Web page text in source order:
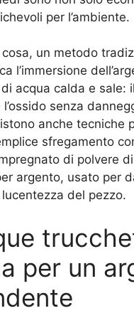
per l’ambiente.
cosa, un metodo
l’immersione
acqua calda e sale:
l’ossido senza
anche tecniche
sfregamento
di polvere
argento, usato per
del pezzo.
per un